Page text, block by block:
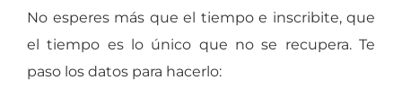
No esperes más que el tiempo e inscribite, que
el tiempo es lo único que no se recupera. Te
paso los datos para hacerlo: